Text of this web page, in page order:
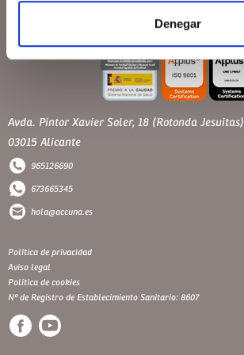
Denegar
Avda. Pintor Xavier Soler, 18 (Rotonda Jesuitas)
03015 Alicante
965126690
673665345
hola@accuna.es
Política de privacidad
Aviso legal
Política de cookies
Nº de Registro de Establecimiento Sanitario: 8607